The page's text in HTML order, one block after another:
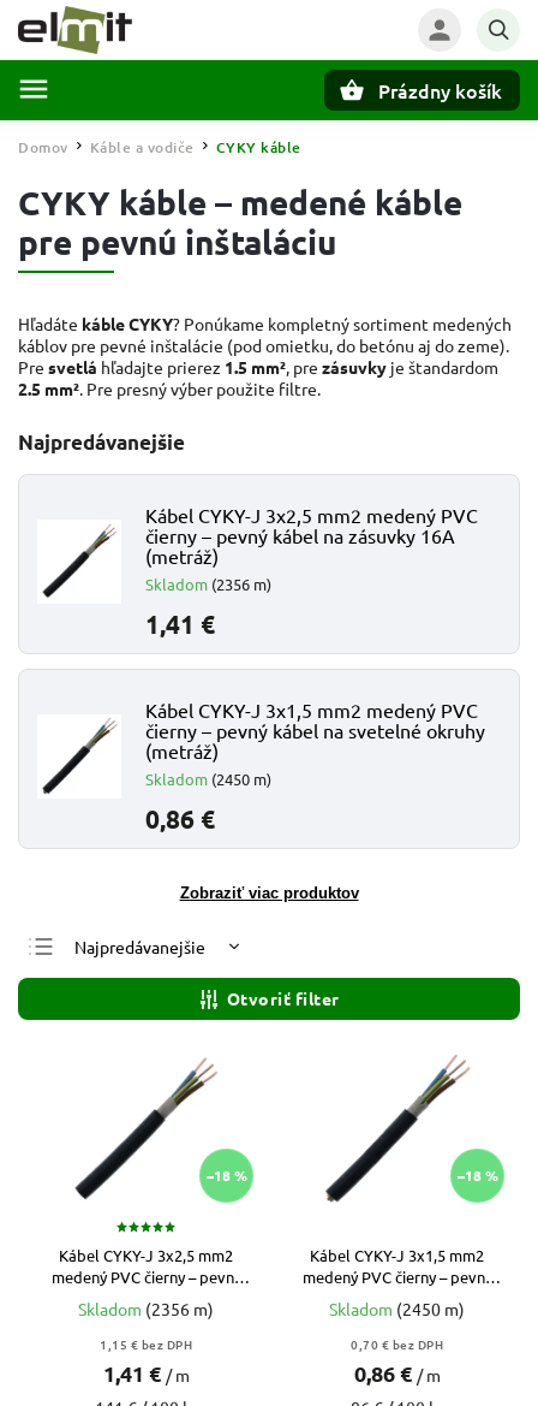
Prázdny košík
Domov / Káble a vodiče / CYKY káble
CYKY káble – medené káble
pre pevnú inštaláciu
Hľadáte káble CYKY? Ponúkame kompletný sortiment medených
káblov pre pevné inštalácie (pod omietku, do betónu aj do zeme).
Pre svetlá hľadajte prierez 1.5 mm², pre zásuvky je štandardom
2.5 mm². Pre presný výber použite filtre.
Najpredávanejšie
Kábel CYKY-J 3x2,5 mm2 medený PVC
čierny – pevný kábel na zásuvky 16A
(metráž)
Skladom (2356 m)
1,41 €
Kábel CYKY-J 3x1,5 mm2 medený PVC
čierny – pevný kábel na svetelné okruhy
(metráž)
Skladom (2450 m)
0,86 €
Zobraziť viac produktov
Najpredávanejšie
Najlacnejšie
Najdrahšie
Otvoriť filter
–18 %
Kábel CYKY-J 3x2,5 mm2
medený PVC čierny – pevný
kábel na zásuvky 16A (metráž)
Skladom (2356 m)
1,15 € bez DPH
1,41 € / m
–18 %
Kábel CYKY-J 3x1,5 mm2
medený PVC čierny – pevný
kábel na svetelné okruhy
(metráž)
Skladom (2450 m)
0,70 € bez DPH
0,86 € / m